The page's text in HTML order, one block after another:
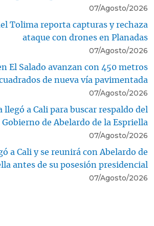
07/Agosto/2026
Tolima reporta capturas y rechaza
ataque con drones en Planadas
07/Agosto/2026
El Salado avanzan con 450 metros
de nueva vía pavimentada
07/Agosto/2026
llegó a Cali para buscar respaldo del
de Abelardo de la Espriella
07/Agosto/2026
a Cali y se reunirá con Abelardo de
antes de su posesión presidencial
07/Agosto/2026